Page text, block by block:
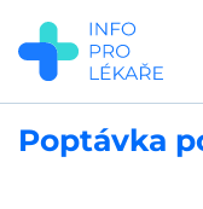
hlavnímu
obsahu
Poptávka